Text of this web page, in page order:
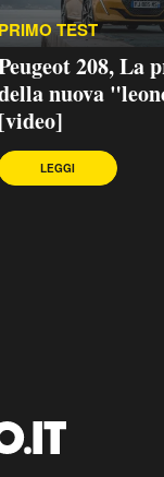
PRIMO TEST
208, La
nuova
[video]
LEGGI